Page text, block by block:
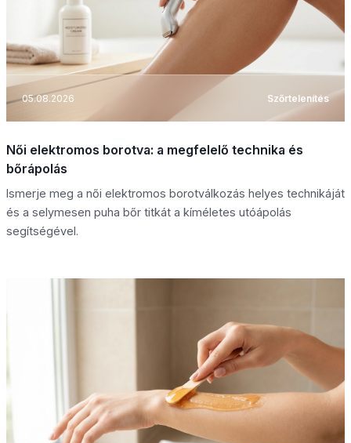
05.08.2026 Szőrtelenítés
Női elektromos borotva: a megfelelő technika és
bőrápolás
Ismerje meg a női elektromos borotválkozás helyes technikáját
és a selymesen puha bőr titkát a kíméletes utóápolás
segítségével.